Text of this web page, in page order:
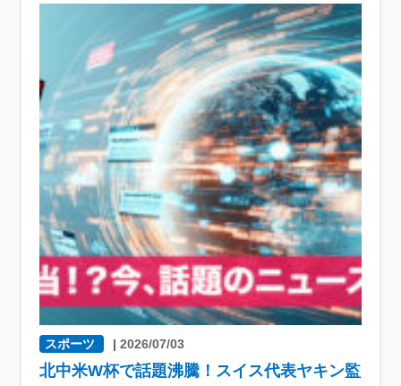
スポーツ |2026/07/03
北中米W杯で話題沸騰！スイス代表ヤキン監